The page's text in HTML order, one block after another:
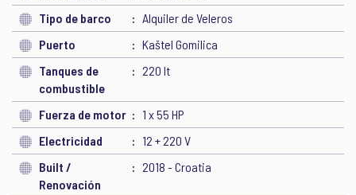
Tipo de barco
Alquiler de Veleros
Puerto
Kaštel Gomilica
Tanques de
combustible
220 lt
Fuerza de motor
1 x 55 HP
Electricidad
12 + 220 V
Built /
Renovación
2018 - Croatia